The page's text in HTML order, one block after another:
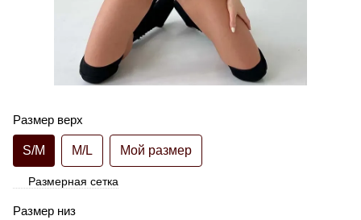
Размер верх
S/M M/L Мой размер
Размерная сетка
Размер низ